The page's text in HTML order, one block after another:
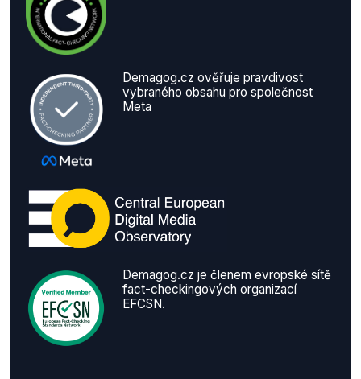
Demagog.cz ověřuje pravdivost
vybraného obsahu pro společnost
Meta
Demagog.cz je členem evropské sítě
fact-checkingových organizací
EFCSN.